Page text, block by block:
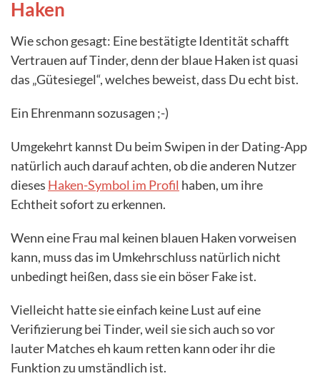
Haken
Wie schon gesagt: Eine bestätigte Identität schafft
Vertrauen auf Tinder, denn der blaue Haken ist quasi
das „Gütesiegel“, welches beweist, dass Du echt bist.
Ein Ehrenmann sozusagen ;-)
Umgekehrt kannst Du beim Swipen in der Dating-App
natürlich auch darauf achten, ob die anderen Nutzer
dieses Haken-Symbol im Profil haben, um ihre
Echtheit sofort zu erkennen.
Wenn eine Frau mal keinen blauen Haken vorweisen
kann, muss das im Umkehrschluss natürlich nicht
unbedingt heißen, dass sie ein böser Fake ist.
Vielleicht hatte sie einfach keine Lust auf eine
Verifizierung bei Tinder, weil sie sich auch so vor
lauter Matches eh kaum retten kann oder ihr die
Funktion zu umständlich ist.